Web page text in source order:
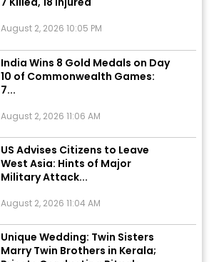
India Wins 8 Gold Medals on Day
10 of Commonwealth Games:
7...
US Advises Citizens to Leave
West Asia: Hints of Major
Military Attack...
Unique Wedding: Twin Sisters
Marry Twin Brothers in Kerala;
Priests Conducting Rituals...